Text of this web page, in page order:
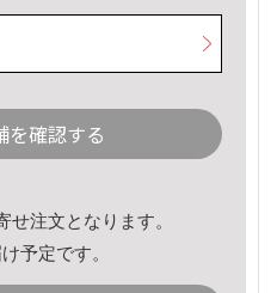
を確認する
せ注文となります。
予定です。